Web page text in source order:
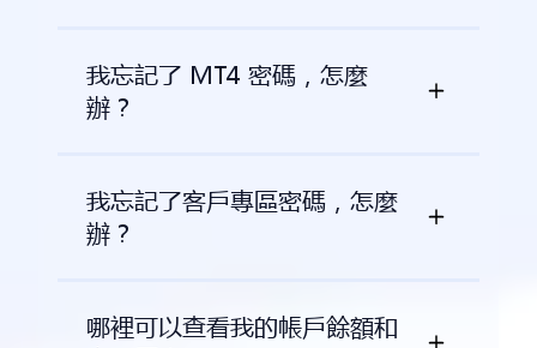
我忘記了 MT4 密碼，怎麼
辦？
我忘記了客戶專區密碼，怎麼
辦？
哪裡可以查看我的帳戶餘額和